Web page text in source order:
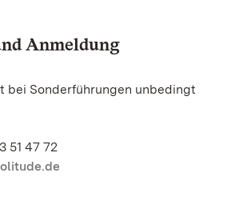
Anmeldung
bei Sonderführungen unbedingt
51 47 72